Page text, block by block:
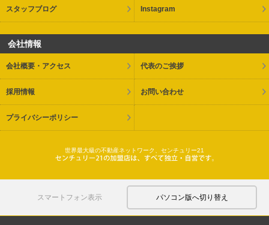
スタッフブログ Instagram
会社情報
会社概要・アクセス 代表のご挨拶
採用情報 お問い合わせ
プライバシーポリシー
世界最大級の不動産ネットワーク、センチュリー21
スマートフォン表示 パソコン版へ切り替え